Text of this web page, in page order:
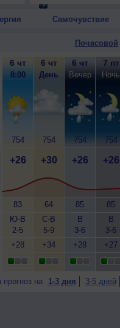
Самочувствие
Почасовой
6 чт
8:00
754
+26
83
Ю-В
2-5
+28
6 чт
День
754
+30
64
С-В
5-9
+34
6 чт
Вечер
754
+26
85
В
3-6
+28
7 пт
Ночь
754
+26
85
В
3-6
+27
прогноз на 1-3 дня 3-5 дней